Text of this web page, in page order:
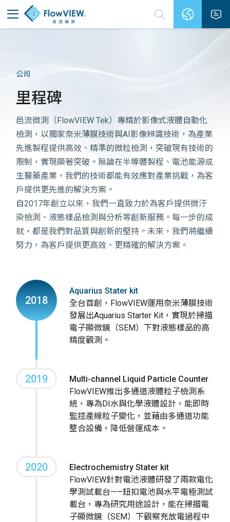
公司
里程碑
邑流微測（FlowVIEW Tek）專精於影像式液體自動化
檢測，以獨家奈米薄膜技術與AI影像辨識技術，為產業
先進製程提供高效、精準的微粒檢測，突破現有技術的
限制，實現顯著突破。無論在半導體製程、電池能源或
生醫藥產業，我們的技術都能有效應對產業挑戰，為客
戶提供更先進的解決方案。
自2017年創立以來，我們一直致力於為客戶提供微汙
染檢測、液態樣品檢測與分析等創新服務。每一步的成
就，都是我們對品質與創新的堅持。未來，我們將繼續
努力，為客戶提供更高效、更精確的解決方案。
2018
Aquarius Stater kit
全台首創，FlowVIEW運用奈米薄膜技術
發展出Aquarius Starter Kit，實現於掃描
電子顯微鏡（SEM）下對液態樣品的高
精度觀測。
2019
Multi-channel Liquid Particle Counter
FlowVIEW推出多通道液體粒子檢測系
統，專為DI水與化學液體設計，能即時
監控產線粒子變化，並藉由多通道功能
整合設備，降低營運成本。
2020
Electrochemistry Stater kit
FlowVIEW針對電池液體研發了兩款電化
學測試載台——鈕扣電池與水平電極測試
載台，專為研究用途設計，能在掃描電
子顯微鏡（SEM）下觀察充放電過程中